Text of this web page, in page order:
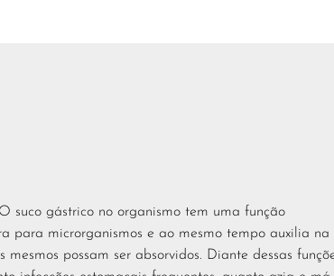
O suco gástrico no organismo tem uma função
para microrganismos e ao mesmo tempo auxilia na
possam ser absorvidos. Diante dessas